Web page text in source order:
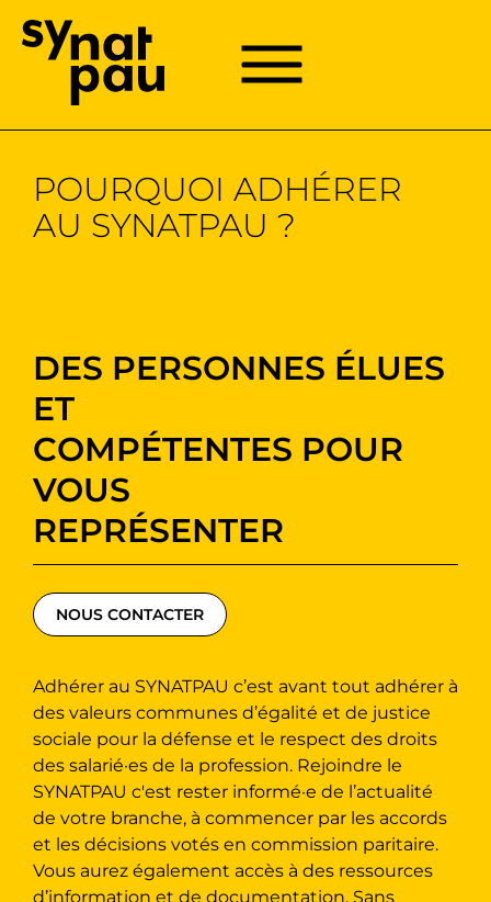
Passer
Menu principal
Menu
POURQUOI ADHÉRER
AU SYNATPAU ?
DES PERSONNES ÉLUES
ET
COMPÉTENTES POUR
VOUS
REPRÉSENTER
NOUS CONTACTER
Adhérer au SYNATPAU c’est avant tout adhérer à
des valeurs communes d’égalité et de justice
sociale pour la défense et le respect des droits
des salarié·es de la profession. Rejoindre le
SYNATPAU c'est rester informé·e de l’actualité
de votre branche, à commencer par les accords
et les décisions votés en commission paritaire.
Vous aurez également accès à des ressources
d’information et de documentation. Sans